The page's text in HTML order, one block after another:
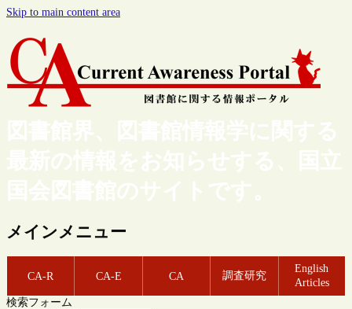
Skip to main content area
図書館界、図書館情報学に関する
最新の情報をお知らせする、国立
国会図書館のサイトです。
メインメニュー
CA-R CA-E CA 調査研究
English
Articles
検索フォーム